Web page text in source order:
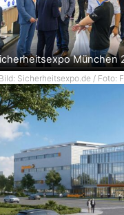
München
Sicherheitsexpo.de / Foto: